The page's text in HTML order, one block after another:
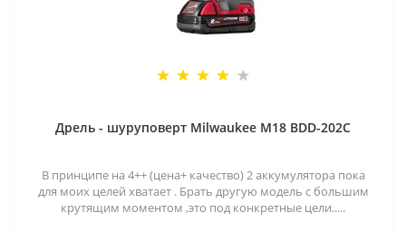
Дрель - шуруповерт Milwaukee M18 BDD-202C
В принципе на 4++ (цена+ качество) 2 аккумулятора пока
для моих целей хватает . Брать другую модель с большим
крутящим моментом ,это под конкретные цели.....